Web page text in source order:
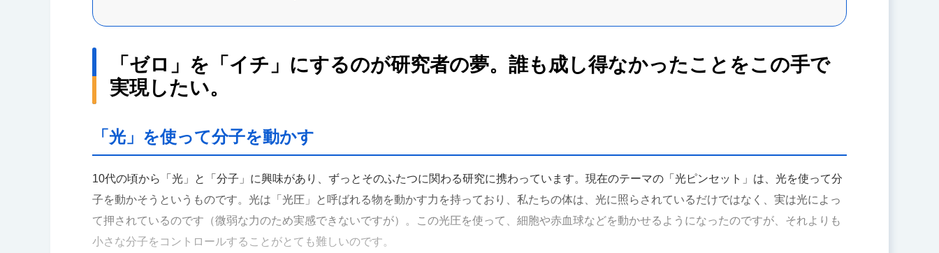
「ゼロ」を「イチ」にするのが研究者の夢。誰も成し得なかったことをこの手で
実現したい。
「光」を使って分子を動かす
10代の頃から「光」と「分子」に興味があり、ずっとそのふたつに関わる研究に携わっています。現在のテーマの「光ピンセット」は、光を使って分
子を動かそうというものです。光は「光圧」と呼ばれる物を動かす力を持っており、私たちの体は、光に照らされているだけではなく、実は光によっ
て押されているのです（微弱な力のため実感できないですが）。この光圧を使って、細胞や赤血球などを動かせるようになったのですが、それよりも
小さな分子をコントロールすることがとても難しいのです。